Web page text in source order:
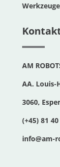
Werkzeuge
AM
AA. Louis-
3060,
(+45) 81 40
info@am-